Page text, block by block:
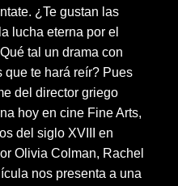
¿Te gustan las
lucha eterna por el
tal un drama con
que te hará reír? Pues
del director griego
hoy en cine Fine Arts,
del siglo XVIII en
Olivia Colman, Rachel
nos presenta a una